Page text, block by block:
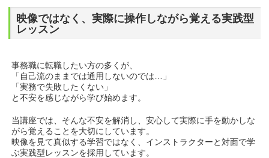
映像ではなく、実際に操作しながら覚える実践型
レッスン
事務職に転職したい方の多くが、
「自己流のままでは通用しないのでは…」
「実務で失敗したくない」
と不安を感じながら学び始めます。
当講座では、そんな不安を解消し、安心して実際に手を動かしな
がら覚えることを大切にしています。
映像を見て真似する学習ではなく、インストラクターと対面で学
ぶ実践型レッスンを採用しています。